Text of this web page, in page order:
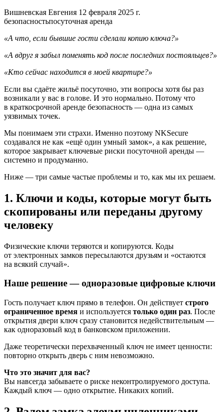
Вишневская Евгения 12 февраля 2025 г.
безопасностьпосуточная аренда
«А что, если бывшие гости сделали копию ключа?»
«А вдруг я забыл поменять код после последних постояльцев?»
«Кто сейчас находится в моей квартире?»
Если вы сдаёте жильё посуточно, эти вопросы хотя бы раз
возникали у вас в голове. И это нормально. Потому что
в краткосрочной аренде безопасность — одна из самых
уязвимых точек.
Мы понимаем эти страхи. Именно поэтому NKSecure
создавался не как «ещё один умный замок», а как решение,
которое закрывает ключевые риски посуточной аренды —
системно и продуманно.
Ниже — три самые частые проблемы и то, как мы их решаем.
1. Ключи и коды, которые могут быть
скопированы или переданы другому
человеку
Физические ключи теряются и копируются. Коды
от электронных замков пересылаются друзьям и «остаются
на всякий случай».
Наше решение — одноразовые цифровые ключи
Гость получает ключ прямо в телефон. Он действует строго
ограниченное время и используется только один раз. После
открытия двери ключ сразу становится недействительным —
как одноразовый код в банковском приложении.
Даже теоретически перехваченный ключ не имеет ценности:
повторно открыть дверь с ним невозможно.
Что это значит для вас?
Вы навсегда забываете о риске неконтролируемого доступа.
Каждый ключ — одно открытие. Никаких копий.